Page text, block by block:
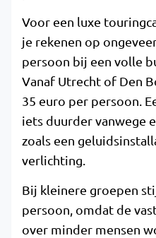
Voor een luxe
je rekenen op
persoon bij een volle
Vanaf Utrecht of Den
35 euro per persoon.
iets duurder vanwege
zoals een
verlichting.
Bij kleinere groepen
persoon, omdat de
over minder mensen